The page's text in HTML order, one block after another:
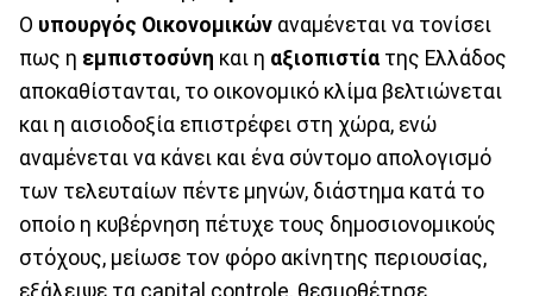
Ο υπουργός Οικονομικών αναμένεται να τονίσει
πως η εμπιστοσύνη και η αξιοπιστία της Ελλάδος
αποκαθίστανται, το οικονομικό κλίμα βελτιώνεται
και η αισιοδοξία επιστρέφει στη χώρα, ενώ
αναμένεται να κάνει και ένα σύντομο απολογισμό
των τελευταίων πέντε μηνών, διάστημα κατά το
οποίο η κυβέρνηση πέτυχε τους δημοσιονομικούς
στόχους, μείωσε τον φόρο ακίνητης περιουσίας,
εξάλειψε τα capital controle, θεσμοθέτησε